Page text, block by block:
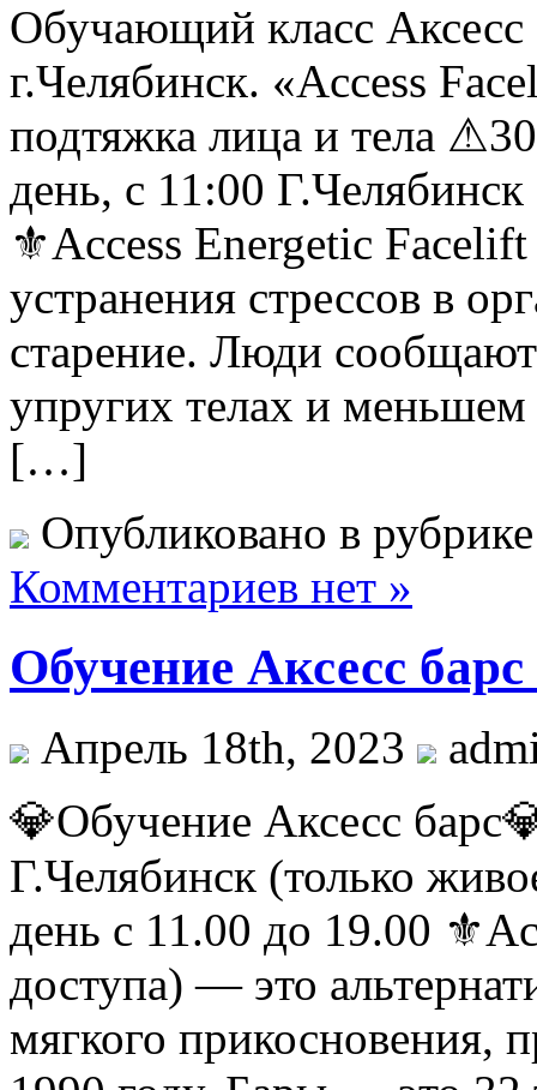
Обучающий класс
г.Челябинск. «Access
подтяжка лица и тела
день, с 11:00
⚜Access Energetic Facelift
устранения стрессов в
старение. Люди
упругих телах и
[…]
Опубликовано в
Комментариев нет »
Обучение Аксесс
Апрель 18th, 2023
💎Обучение Аксесс
Г.Челябинск (только
день с 11.00 до 19.00
доступа) — это
мягкого прикосновения,